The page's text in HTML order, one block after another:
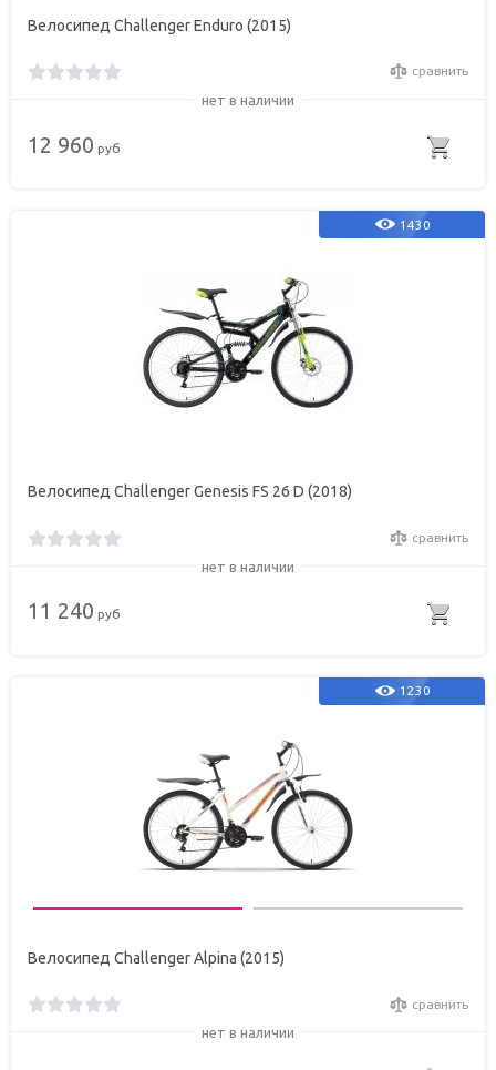
Велосипед Challenger Enduro (2015)
сравнить
нет в наличии
12 960 руб
1430
Велосипед Challenger Genesis FS 26 D (2018)
сравнить
нет в наличии
11 240 руб
1230
Велосипед Challenger Alpina (2015)
сравнить
нет в наличии